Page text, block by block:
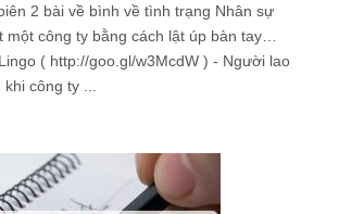
2 bài về bình về tình trạng Nhân sự
một công ty bằng cách lật úp bàn tay…
( http://goo.gl/w3McdW ) - Người lao
công ty ...